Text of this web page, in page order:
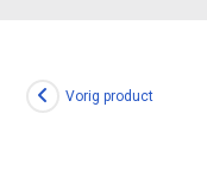
Vorig product